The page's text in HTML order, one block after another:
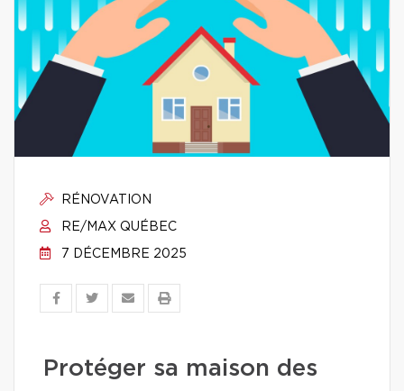
RÉNOVATION
RE/MAX QUÉBEC
7 DÉCEMBRE 2025
Protéger sa maison des